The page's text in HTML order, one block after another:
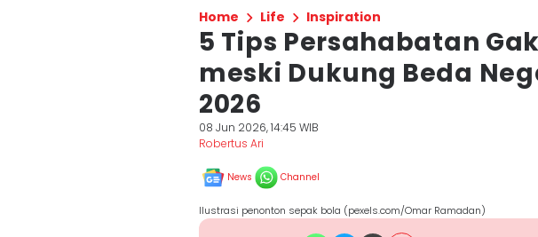
Home Life Inspiration
5 Tips Persahabatan
meski Dukung Beda
2026
08 Jun 2026, 14:45 WIB
Robertus Ari
News Channel
Ilustrasi penonton sepak bola (pexels.com/Omar Ramadan)